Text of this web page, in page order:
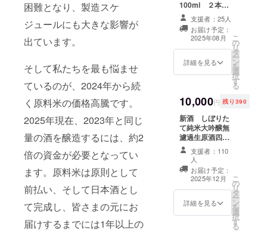
困難となり、製造スケ
ジュールにも大きな影響が
出ています。
そして私たちを最も悩ませ
ているのが、2024年から続
く原料米の価格高騰です。
2025年現在、2023年と同じ
量の酒を醸造するには、約2
倍の資金が必要となってい
ます。原料米は原則として
前払い、そして日本酒とし
て完成し、皆さまの元にお
届けするまでには1年以上の
方にお勧めで
す。 またお客様
からの使用方法
の提案で、神棚
や仏壇の御供
との撮影にぴっ
たり。 超ミニな
合機械がなくす
べて手作業瓶洗
浄手作業瓶詰め
の工数がかかる
商品です。 ※20
歳未満の者によ
る飲酒は法令で
禁止されていま
す。20歳未満の
方はこのリター
せん。
100ml ２本
セット 贈答梱
包 紙袋付き
超ミニサイズの
40％純米大吟醸
の２本セットで
す。 おいしいも
レゼントしたい
方にお勧め また
お客様からの使
用方法の提案
で、神棚や仏壇
の御供え、フィ
ギュアとの撮影
にぴったり。 少
量でも一升瓶型
でカッコイ
イ。 夏の8月以
降にお届けしま
す。 ※20歳未満
支援者：25人
お届け予定：
2025年08月
詳細を見る
こ
の
リ
タ
ー
ン
を
選
択
す
る
10,000円 残り390
新酒 しぼりた
て純米大吟醸無
濾過生原酒四
拾 コシヒカ
リ 720ml 飯南
町産の契約栽培
田のコシヒカリ
１等米を１０
します。 しぼり
たてを送りま
支援者：110
人
お届け予定：
2025年12月
詳細を見る
こ
の
リ
タ
ー
ン
を
選
択
す
る